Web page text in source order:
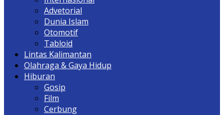
Advetorial
Dunia Islam
Otomotif
Tabloid
Lintas Kalimantan
Olahraga & Gaya Hidup
Hiburan
Gosip
Film
Cerbung